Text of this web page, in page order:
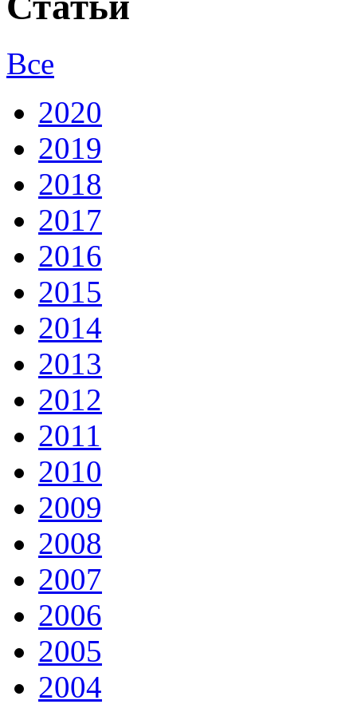
Все
2020
2019
2018
2017
2016
2015
2014
2013
2012
2011
2010
2009
2008
2007
2006
2005
2004